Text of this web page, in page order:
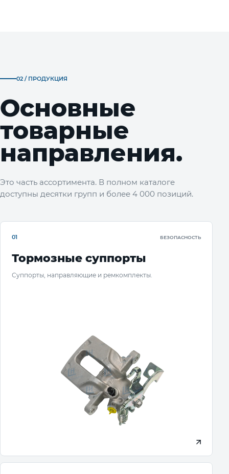
02 / ПРОДУКЦИЯ
Основные
товарные
направления.
Это часть ассортимента. В полном каталоге
доступны десятки групп и более 4 000 позиций.
01 БЕЗОПАСНОСТЬ
Тормозные суппорты
Суппорты, направляющие и ремкомплекты.